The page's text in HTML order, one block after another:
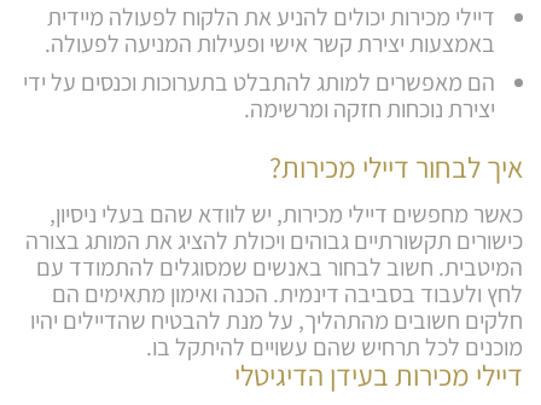
דיילי מכירות יכולים להניע את הלקוח לפעולה מיידית
באמצעות יצירת קשר אישי ופעילות המניעה לפעולה.
הם מאפשרים למותג להתבלט בתערוכות וכנסים על ידי
יצירת נוכחות חזקה ומרשימה.
איך לבחור דיילי מכירות?
כאשר מחפשים דיילי מכירות, יש לוודא שהם בעלי ניסיון,
כישורים תקשורתיים גבוהים ויכולת להציג את המותג בצורה
המיטבית. חשוב לבחור באנשים שמסוגלים להתמודד עם
לחץ ולעבוד בסביבה דינמית. הכנה ואימון מתאימים הם
חלקים חשובים מהתהליך, על מנת להבטיח שהדיילים יהיו
מוכנים לכל תרחיש שהם עשויים להיתקל בו.
דיילי מכירות בעידן הדיגיטלי